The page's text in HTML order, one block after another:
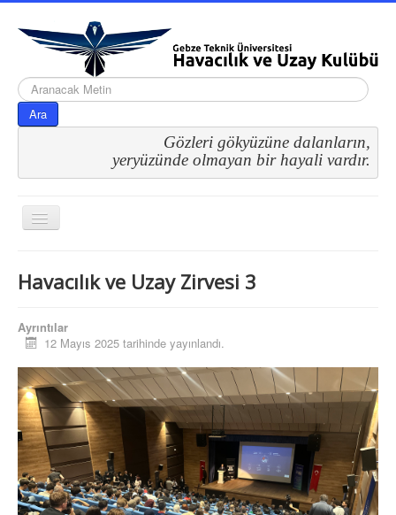
arama...
Ara
Gözleri gökyüzüne dalanların,
yeryüzünde olmayan bir hayali vardır.
Gezinme
geçişini
Etkinliklerimiz Havacılık ve Uzay Zirvesi 3
Havacılık ve Uzay Zirvesi 3
Ayrıntılar
12 Mayıs 2025 tarihinde yayınlandı.